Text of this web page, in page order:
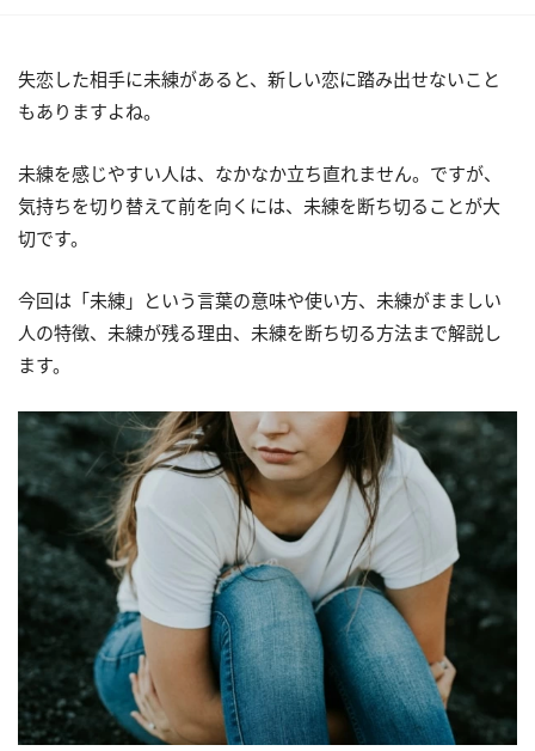
失恋した相手に未練があると、新しい恋に踏み出せないこと
もありますよね。
未練を感じやすい人は、なかなか立ち直れません。ですが、
気持ちを切り替えて前を向くには、未練を断ち切ることが大
切です。
今回は「未練」という言葉の意味や使い方、未練がまましい
人の特徴、未練が残る理由、未練を断ち切る方法まで解説し
ます。